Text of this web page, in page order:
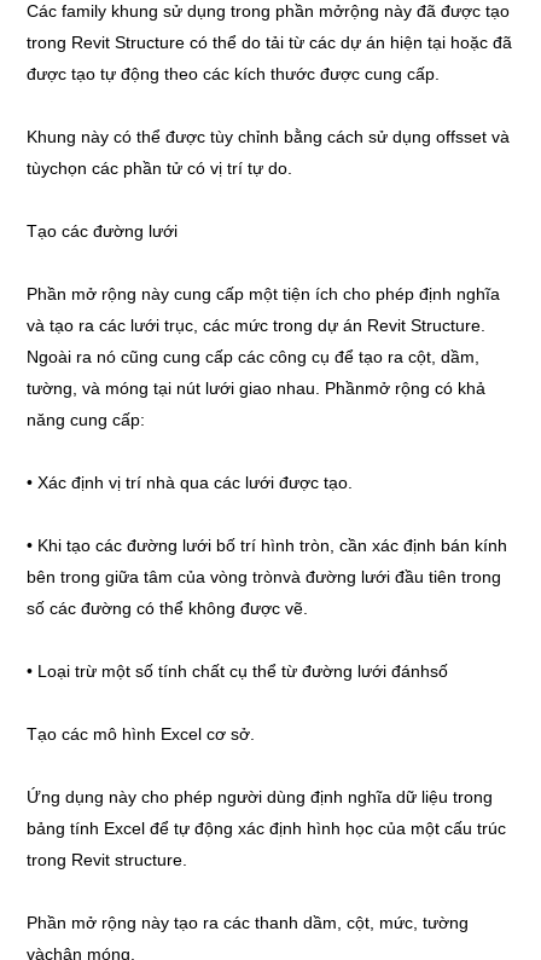
Các family khung sử dụng trong phần mởrộng này đã được tạo
trong Revit Structure có thể do tải từ các dự án hiện tại hoặc đã
được tạo tự động theo các kích thước được cung cấp.
Khung này có thể được tùy chỉnh bằng cách sử dụng offsset và
tùychọn các phần tử có vị trí tự do.
Tạo các đường lưới
Phần mở rộng này cung cấp một tiện ích cho phép định nghĩa
và tạo ra các lưới trục, các mức trong dự án Revit Structure.
Ngoài ra nó cũng cung cấp các công cụ để tạo ra cột, dầm,
tường, và móng tại nút lưới giao nhau. Phầnmở rộng có khả
năng cung cấp:
• Xác định vị trí nhà qua các lưới được tạo.
• Khi tạo các đường lưới bố trí hình tròn, cần xác định bán kính
bên trong giữa tâm của vòng trònvà đường lưới đầu tiên trong
số các đường có thể không được vẽ.
• Loại trừ một số tính chất cụ thể từ đường lưới đánhsố
Tạo các mô hình Excel cơ sở.
Ứng dụng này cho phép người dùng định nghĩa dữ liệu trong
bảng tính Excel để tự động xác định hình học của một cấu trúc
trong Revit structure.
Phần mở rộng này tạo ra các thanh dầm, cột, mức, tường
vàchân móng.